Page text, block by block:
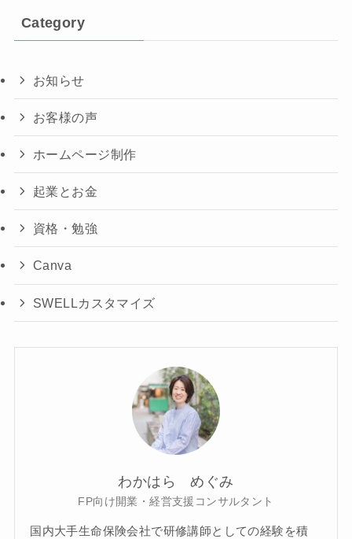
Category
お知らせ
お客様の声
ホームページ制作
起業とお金
資格・勉強
Canva
SWELLカスタマイズ
わかはら めぐみ
FP向け開業・経営支援コンサルタント
国内大手生命保険会社で研修講師としての経験を積